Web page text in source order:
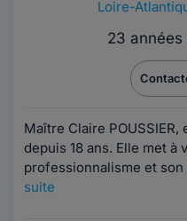
Loire-
23
Maître Claire
depuis 18 ans. Elle met à
professionnalisme et son
suite